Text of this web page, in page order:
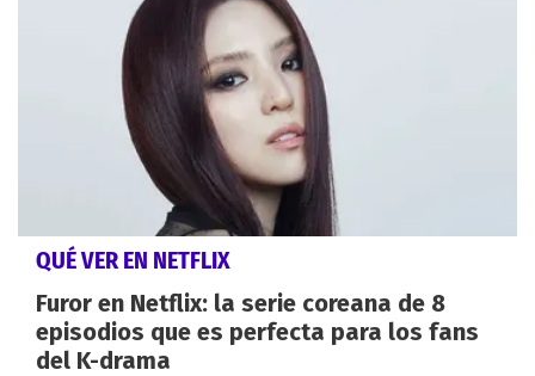
QUÉ VER EN NETFLIX
Furor en Netflix: la serie coreana de 8
episodios que es perfecta para los fans
del K-drama